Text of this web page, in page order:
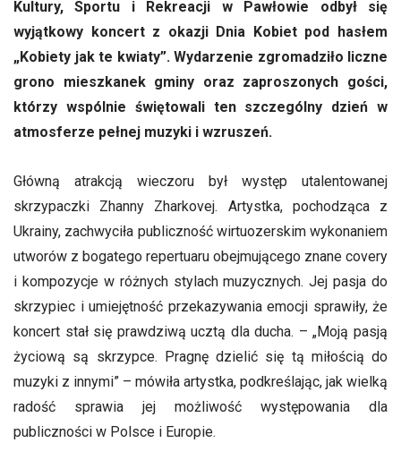
Kultury, Sportu i Rekreacji w Pawłowie odbył się
wyjątkowy koncert z okazji Dnia Kobiet pod hasłem
„Kobiety jak te kwiaty”. Wydarzenie zgromadziło liczne
grono mieszkanek gminy oraz zaproszonych gości,
którzy wspólnie świętowali ten szczególny dzień w
atmosferze pełnej muzyki i wzruszeń.
Główną atrakcją wieczoru był występ utalentowanej
skrzypaczki Zhanny Zharkovej. Artystka, pochodząca z
Ukrainy, zachwyciła publiczność wirtuozerskim wykonaniem
utworów z bogatego repertuaru obejmującego znane covery
i kompozycje w różnych stylach muzycznych. Jej pasja do
skrzypiec i umiejętność przekazywania emocji sprawiły, że
koncert stał się prawdziwą ucztą dla ducha. – „Moją pasją
życiową są skrzypce. Pragnę dzielić się tą miłością do
muzyki z innymi” – mówiła artystka, podkreślając, jak wielką
radość sprawia jej możliwość występowania dla
publiczności w Polsce i Europie.